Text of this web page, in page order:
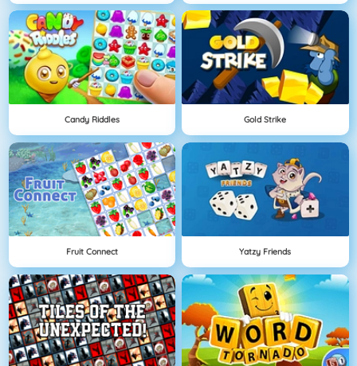
Candy Riddles Gold Strike
Fruit Connect Yatzy Friends